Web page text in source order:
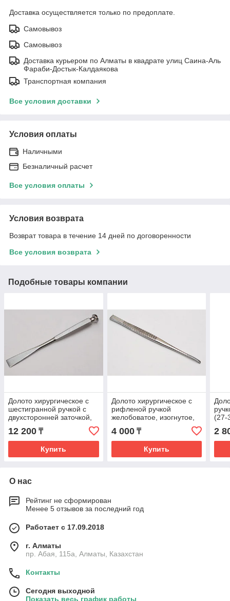
Доставка осуществляется только по предоплате.
Самовывоз
Самовывоз
Доставка курьером по Алматы в квадрате улиц Саина-Аль
Фараби-Достык-Калдаякова
Транспортная компания
Все условия доставки
Условия оплаты
Наличными
Безналичный расчет
Все условия оплаты
Условия возврата
Возврат товара в течение 14 дней по договоренности
Все условия возврата
Подобные товары компании
Долото хирургическое с
шестигранной ручкой с
двухсторонней заточкой,
12 200 ₸
Купить
Долото хирургическое с
рифленой ручкой
желобоватое, изогнутое,
4 000₸
Купить
(27-
2
О нас
Рейтинг не сформирован
Менее 5 отзывов за последний год
Работает с 17.09.2018
г. Алматы
пр. Абая, 115а, Алматы, Казахстан
Контакты
Сегодня выходной
Показать весь график работы